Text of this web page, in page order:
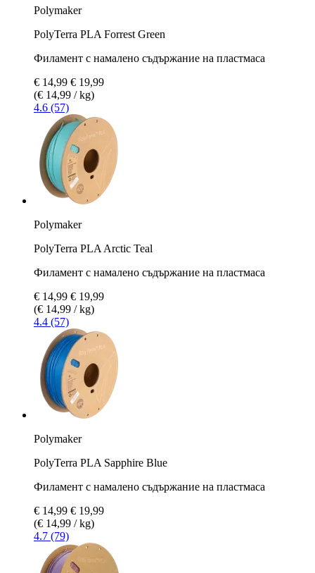
Polymaker
PolyTerra PLA Forrest Green
Филамент с намалено съдържание на пластмаса
€ 14,99 € 19,99
(€ 14,99 / kg)
4.6 (57)
Polymaker
PolyTerra PLA Arctic Teal
Филамент с намалено съдържание на пластмаса
€ 14,99 € 19,99
(€ 14,99 / kg)
4.4 (57)
Polymaker
PolyTerra PLA Sapphire Blue
Филамент с намалено съдържание на пластмаса
€ 14,99 € 19,99
(€ 14,99 / kg)
4.7 (79)